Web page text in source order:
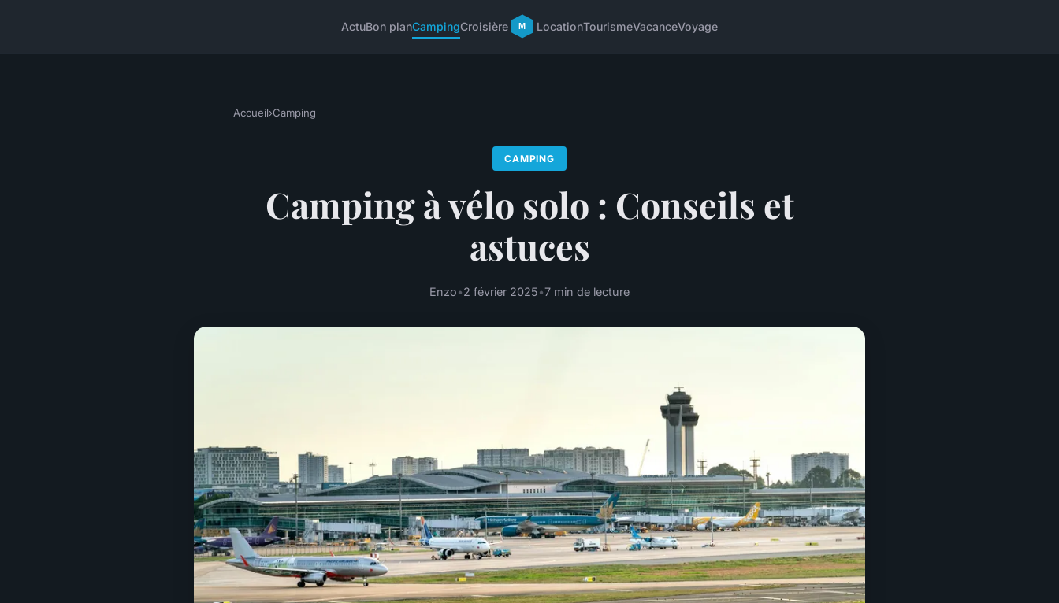
ActuBon planCampingCroisière LocationTourismeVacanceVoyage
Accueil›Camping
CAMPING
Camping à vélo solo : Conseils et
astuces
Enzo•2 février 2025•7 min de lecture